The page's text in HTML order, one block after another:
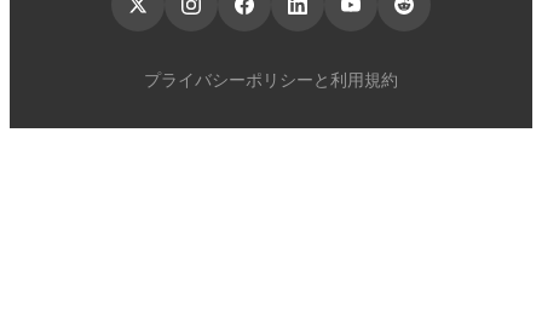
プライバシーポリシーと利用規約